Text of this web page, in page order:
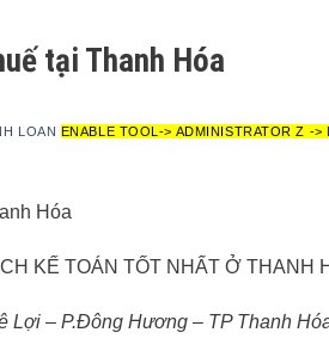
tại Thanh Hóa
LOAN ENABLE TOOL-> ADMINISTRATOR Z -
Hóa
KẾ TOÁN TỐT NHẤT Ở THANH
Lợi – P.Đông Hương – TP Thanh